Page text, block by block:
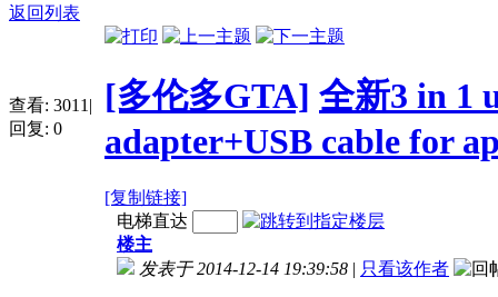
返回列表
查看: 3011 |
回复: 0
[多伦多GTA] 全新3 in 1
adapter+USB cable for
[复制链接]
电梯直达
楼主
发表于 2014-12-14 19:39:58 | 只看该作者